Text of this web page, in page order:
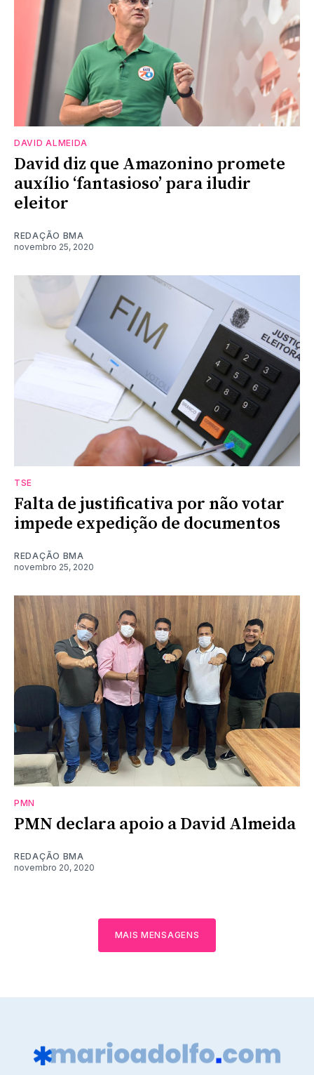
DAVID ALMEIDA
David diz que Amazonino promete
auxílio ‘fantasioso’ para iludir
eleitor
REDAÇÃO BMA
novembro 25, 2020
TSE
Falta de justificativa por não votar
impede expedição de documentos
REDAÇÃO BMA
novembro 25, 2020
PMN
PMN declara apoio a David Almeida
REDAÇÃO BMA
novembro 20, 2020
MAIS MENSAGENS